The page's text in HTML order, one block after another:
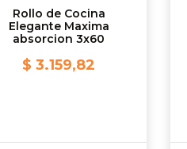
Rollo de Cocina
Elegante Maxima
absorcion 3x60
$ 3.159,82